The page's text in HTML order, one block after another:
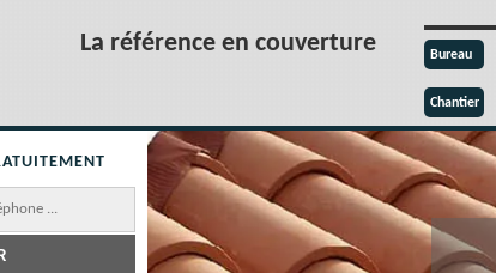
La référence en couverture Bureau
Chantier